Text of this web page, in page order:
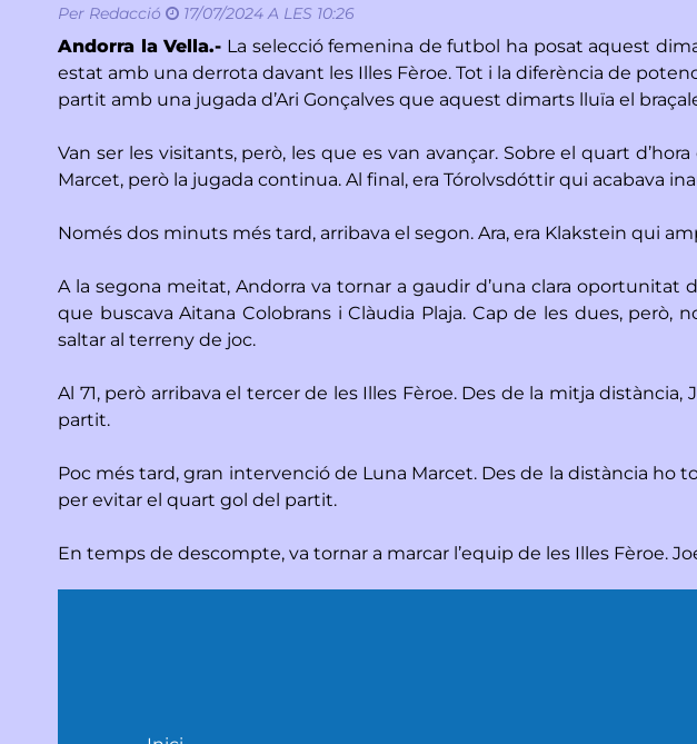
Per Redacció 17/07/2024 A LES 10:26
Andorra la Vella.- La selecció femenina de futbol ha posat aquest
estat amb una derrota davant les Illes Fèroe. Tot i la diferència de
partit amb una jugada d’Ari Gonçalves que aquest dimarts lluïa el
Van ser les visitants, però, les que es van avançar. Sobre el quart
Marcet, però la jugada continua. Al final, era Tórolvsdóttir qui acabava
Només dos minuts més tard, arribava el segon. Ara, era Klakstein qui
A la segona meitat, Andorra va tornar a gaudir d’una clara
que buscava Aitana Colobrans i Clàudia Plaja. Cap de les dues, però,
saltar al terreny de joc.
Al 71, però arribava el tercer de les Illes Fèroe. Des de la mitja
partit.
Poc més tard, gran intervenció de Luna Marcet. Des de la distància ho
per evitar el quart gol del partit.
En temps de descompte, va tornar a marcar l’equip de les Illes Fèroe.